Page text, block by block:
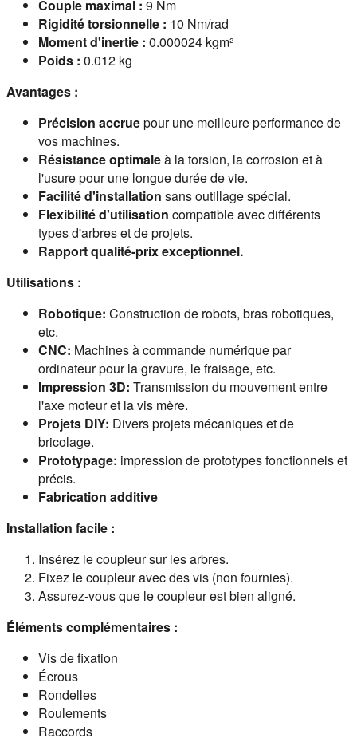
Couple maximal : 9 Nm
Rigidité torsionnelle : 10 Nm/rad
Moment d'inertie : 0.000024 kgm²
Poids : 0.012 kg
Avantages :
Précision accruepour une meilleure performance de
vos machines.
Résistance optimaleà la torsion, la corrosion et à
l'usure pour une longue durée de vie.
Facilité d'installation sans outillage spécial.
Flexibilité d'utilisation compatible avec différents
types d'arbres et de projets.
Rapport qualité-prix exceptionnel.
Utilisations :
Robotique: Construction de robots, bras robotiques,
etc.
CNC: Machines à commande numérique par
ordinateur pour la gravure, le fraisage, etc.
Impression 3D: Transmission du mouvement entre
l'axe moteur et la vis mère.
Projets DIY: Divers projets mécaniques et de
bricolage.
Prototypage: impression de prototypes fonctionnels et
précis.
Fabrication additive
Installation facile :
Insérez le coupleur sur les arbres.
Fixez le coupleur avec des vis (non fournies).
Assurez-vous que le coupleur est bien aligné.
Éléments complémentaires :
Vis de fixation
Écrous
Rondelles
Roulements
Raccords